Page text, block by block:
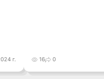
г. 16 0